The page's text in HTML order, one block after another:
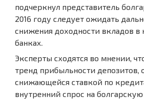
подчеркнул представитель
2016 году следует ожидать
снижения доходности вкладов
банках.
Эксперты сходятся во мнении,
тренд прибыльности депозитов,
снижающейся ставкой по
внутренний спрос на